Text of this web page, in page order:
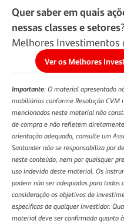
Quer saber em quais
nessas classes e setores
Melhores Investimentos
Ver os Melhores
Importante: O material apresentado
mobiliários conforme Resolução
mencionados neste material não
de compra e não refletem
orientação adequada, consulte um
Santander não se responsabiliza por
neste conteúdo, nem por quaisquer
uso indevido deste material. Os
podem não ser adequados para
consideração os objetivos de
específicas de qualquer investidor.
material deve ser confirmada quanto